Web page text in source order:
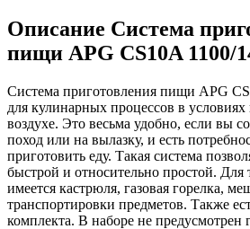
Описание Система
пищи APG CS10A 1100/
Система приготовления пищи APG
для кулинарных процессов в
воздухе. Это весьма удобно, если вы
поход или на вылазку, и есть
приготовить еду. Такая система
быстрой и относительно простой. Для
имеется кастрюля, газовая горелка,
транспортировки предметов. Также
комплекта. В наборе не предусмотрен